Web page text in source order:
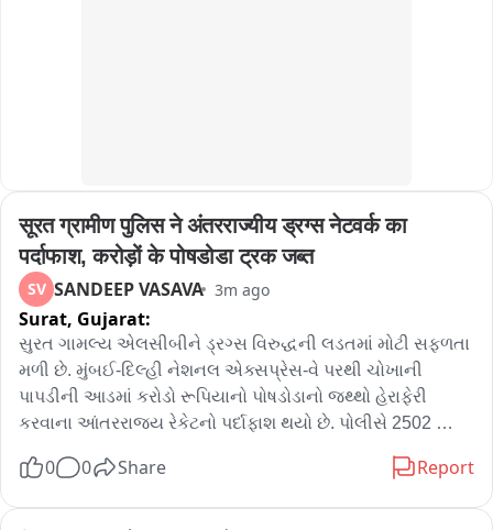
सूरत ग्रामीण पुलिस ने अंतरराज्यीय ड्रग्स नेटवर्क का
पर्दाफाश, करोड़ों के पोषडोडा ट्रक जब्त
SV SANDEEP VASAVA 3m ago
Surat, Gujarat:
સુરત ગામલ્ય એલસીબીને ડ્રગ્સ વિરુદ્ધની લડતમાં મોટી સફળતા
મળી છે. મુંબઈ-દિલ્હી નેશનલ એક્સપ્રેસ-વે પરથી ચોખાની
પાપડીની આડમાં કરોડો રૂપિયાનો પોષડોડાનો જથ્થો હેરાફેરી
કરવાના આંતરરાજ્ય રેકેટનો પર્દાફાશ થયો છે. પોલીસે 2502
જપ્ત કરી એક આરોપીની ધરપકડ કરી હતી. આ સમગ્ર કેસમાં
0 0 Share Report